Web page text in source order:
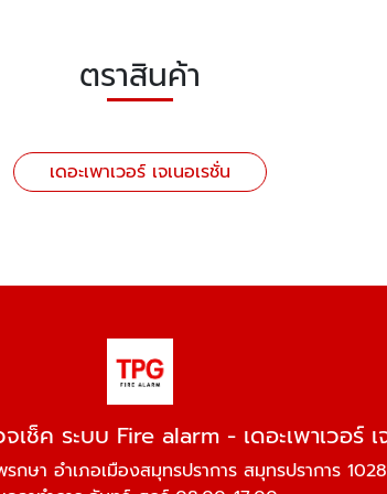
ตราสินค้า
เดอะเพาเวอร์ เจเนอเรชั่น
ค ระบบ Fire alarm - เดอะเพาเวอร์ เ
กษา อำเภอเมืองสมุทรปราการ สมุทรปราการ